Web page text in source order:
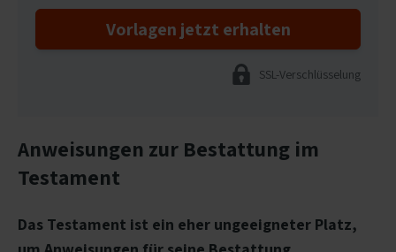
Vorlagen jetzt erhalten
SSL-Verschlüsselung
Anweisungen zur Bestattung im
Testament
Das Testament ist ein eher ungeeigneter Platz,